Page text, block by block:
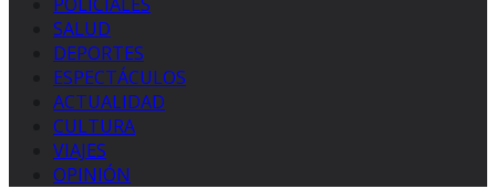
POLICIALES
SALUD
DEPORTES
ESPECTÁCULOS
ACTUALIDAD
CULTURA
VIAJES
OPINIÓN